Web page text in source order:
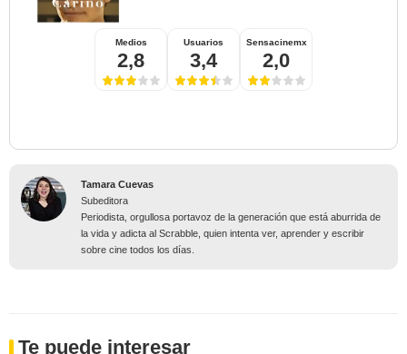
Medios
2,8
Usuarios
3,4
Sensacinemx
2,0
Tamara Cuevas
Subeditora
Periodista, orgullosa portavoz de la generación que está aburrida de
la vida y adicta al Scrabble, quien intenta ver, aprender y escribir
sobre cine todos los días.
Te puede interesar